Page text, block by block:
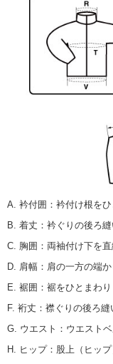
A. 衿付囲 ： 衿付け根をひ
B. 着丈 ： 衿ぐりの後ろ
C. 胸囲 ： 両袖付け下を
D. 肩幅 ： 肩の一方の端
E. 裾囲 ： 裾をひとまわり
F. 裄丈 ： 襟ぐりの後ろ
G. ウエスト ： ウエスト
H. ヒップ： 股上（ヒッ